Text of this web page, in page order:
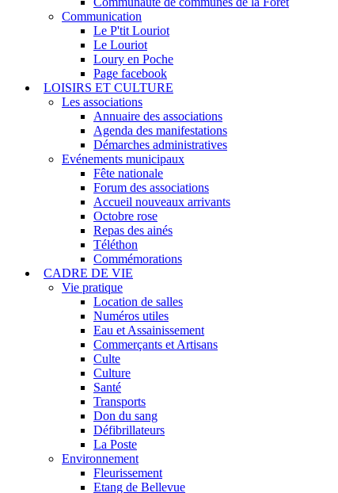
Communication
Le P'tit Louriot
Le Louriot
Loury en Poche
Page facebook
LOISIRS ET CULTURE
Les associations
Annuaire des associations
Agenda des manifestations
Démarches administratives
Evénements municipaux
Fête nationale
Forum des associations
Accueil nouveaux arrivants
Octobre rose
Repas des ainés
Téléthon
Commémorations
CADRE DE VIE
Vie pratique
Location de salles
Numéros utiles
Eau et Assainissement
Commerçants et Artisans
Culte
Culture
Santé
Transports
Don du sang
Défibrillateurs
La Poste
Environnement
Fleurissement
Etang de Bellevue